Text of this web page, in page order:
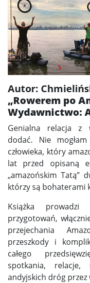
Autor:
„Rowerem po
Wydawnictwo:
Genialna relacja z
dodać. Nie
człowieka, który
lat przed opisaną
„amazońskim Tatą”
którzy są bohaterami
Książka
przygotowań,
przejechania
przeszkody i
całego
spotkania,
andyjskich dróg przez